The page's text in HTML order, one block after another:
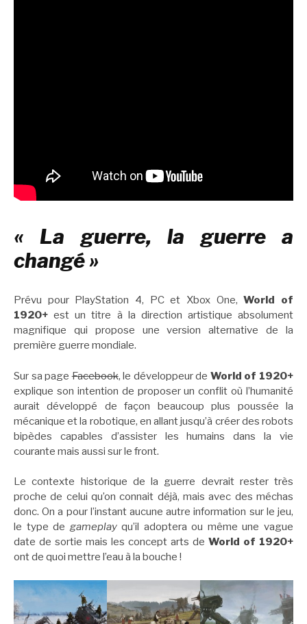
« La guerre, la guerre a
changé »
Prévu pour PlayStation 4, PC et Xbox One, World of
1920+ est un titre à la direction artistique absolument
magnifique qui propose une version alternative de la
première guerre mondiale.
Sur sa pageFacebook, le développeur de World of 1920+
explique son intention de proposer un conflit où l’humanité
aurait développé de façon beaucoup plus poussée la
mécanique et la robotique, en allant jusqu’à créer des robots
bipèdes capables d’assister les humains dans la vie
courante mais aussi sur le front.
Le contexte historique de la guerre devrait rester très
proche de celui qu’on connait déjà, mais avec des méchas
donc. On a pour l’instant aucune autre information sur le jeu,
le type de gameplayqu’il adoptera ou même une vague
date de sortie mais les concept arts de World of 1920+
ont de quoi mettre l’eau à la bouche !